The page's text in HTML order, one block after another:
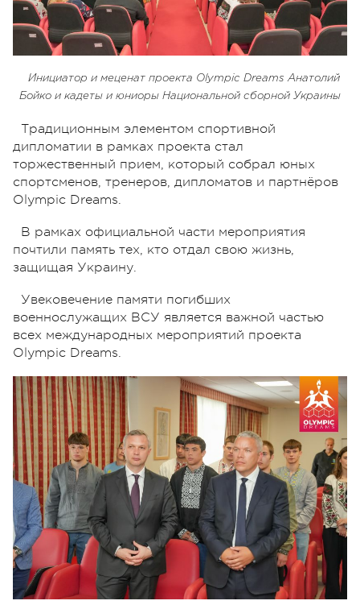
Инициатор и меценат проекта Olympic Dreams Анатолий
Бойко и кадеты и юниоры Национальной сборной Украины
Традиционным элементом спортивной
дипломатии в рамках проекта стал
торжественный прием, который собрал юных
спортсменов, тренеров, дипломатов и партнёров
Olympic Dreams.
В рамках официальной части мероприятия
почтили память тех, кто отдал свою жизнь,
защищая Украину.
Увековечение памяти погибших
военнослужащих ВСУ является важной частью
всех международных мероприятий проекта
Olympic Dreams.